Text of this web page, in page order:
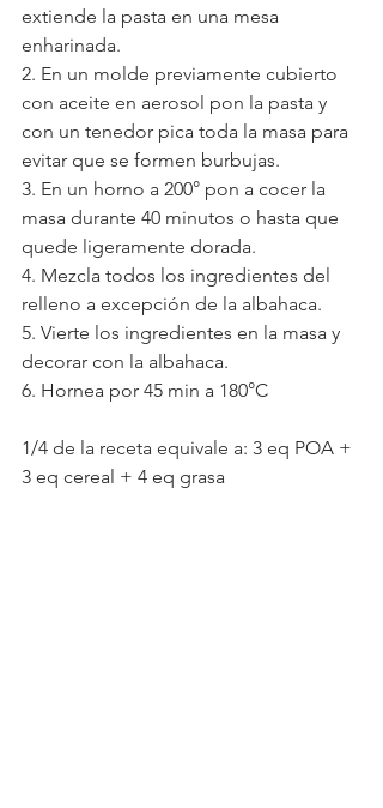
extiende la pasta en una mesa
enharinada.
2. En un molde previamente cubierto
con aceite en aerosol pon la pasta y
con un tenedor pica toda la masa para
evitar que se formen burbujas.
3. En un horno a 200° pon a cocer la
masa durante 40 minutos o hasta que
quede ligeramente dorada.
4. Mezcla todos los ingredientes del
relleno a excepción de la albahaca.
5. Vierte los ingredientes en la masa y
decorar con la albahaca.
6. Hornea por 45 min a 180°C
1/4 de la receta equivale a: 3 eq POA +
3 eq cereal + 4 eq grasa